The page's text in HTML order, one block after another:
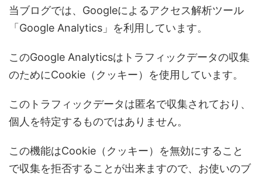
当ブログでは、Googleによるアクセス解析ツール
「Google Analytics」を利用しています。
このGoogle Analyticsはトラフィックデータの収集
のためにCookie（クッキー）を使用しています。
このトラフィックデータは匿名で収集されており、
個人を特定するものではありません。
この機能はCookie（クッキー）を無効にすること
で収集を拒否することが出来ますので、お使いのブ